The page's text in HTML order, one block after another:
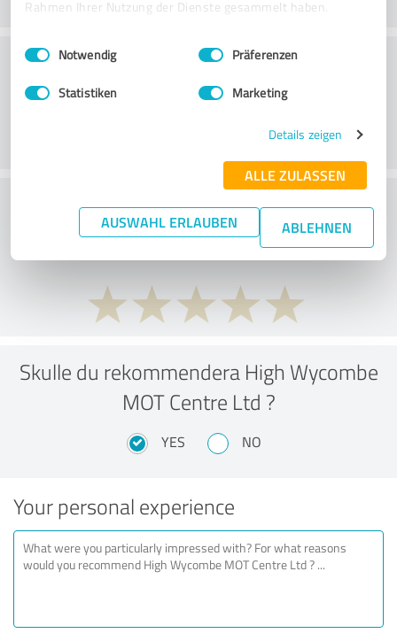
Rahmen Ihrer Nutzung der Dienste gesammelt haben.
Impressum Datenschutzbestimmungen
Einwilligungsauswahl
Notwendig Präferenzen
Statistiken Marketing
Details zeigen
ALLE ZULASSEN
AUSWAHL ERLAUBEN ABLEHNEN
Kundservice
What do you think of the price to
performance ratio?
Skulle du rekommendera High Wycombe
MOT Centre Ltd ?
YES NO
Your personal experience